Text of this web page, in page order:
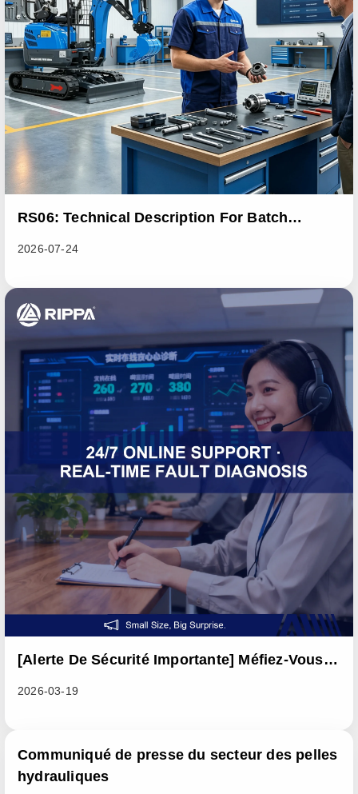
RS06: Technical Description For Batch
2026-07-24
[Alerte De Sécurité Importante] Méfiez-Vous
2026-03-19
Communiqué de presse du secteur des pelles
hydrauliques